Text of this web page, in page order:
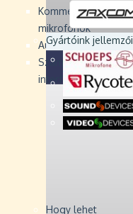
Kommentátor-
mikrofonok
Audio Monitors
Számítógépes audió
interfész
Devices
Devices
Zaxcom
Zaxcom
Gyártóink jellemzői
Hogy lehet